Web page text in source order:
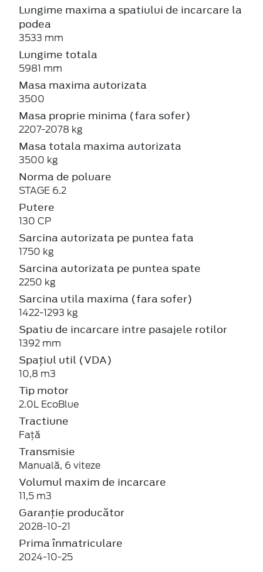
Lungime maxima a spatiului de incarcare la
podea
3533 mm
Lungime totala
5981 mm
Masa maxima autorizata
3500
Masa proprie minima (fara sofer)
2207-2078 kg
Masa totala maxima autorizata
3500 kg
Norma de poluare
STAGE 6.2
Putere
130 CP
Sarcina autorizata pe puntea fata
1750 kg
Sarcina autorizata pe puntea spate
2250 kg
Sarcina utila maxima (fara sofer)
1422-1293 kg
Spatiu de incarcare intre pasajele rotilor
1392 mm
Spațiul util (VDA)
10,8 m3
Tip motor
2.0L EcoBlue
Tractiune
Față
Transmisie
Manuală, 6 viteze
Volumul maxim de incarcare
11,5 m3
Garanție producător
2028-10-21
Prima înmatriculare
2024-10-25